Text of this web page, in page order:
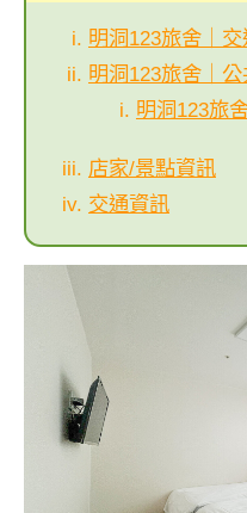
明洞123旅舍｜
明洞123旅舍｜公
明洞123旅
店家/景點資訊
交通資訊